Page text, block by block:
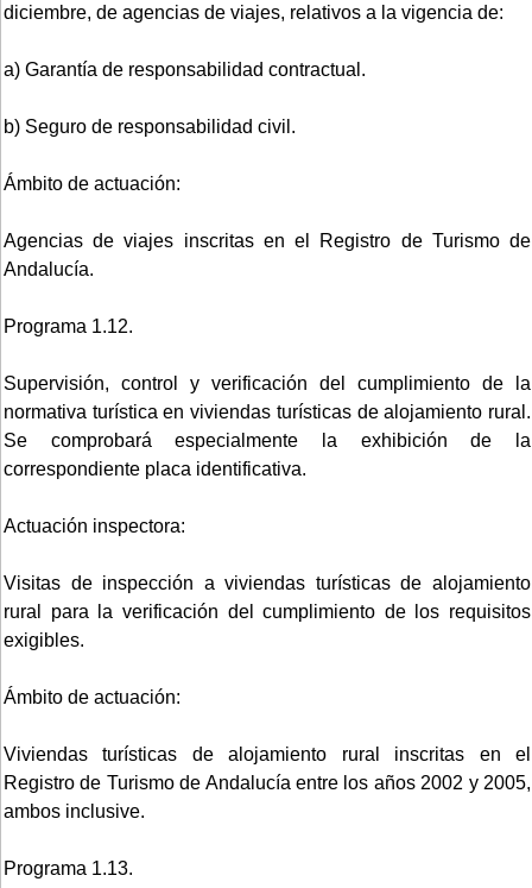
diciembre, de agencias de viajes, relativos a la vigencia de:
a) Garantía de responsabilidad contractual.
b) Seguro de responsabilidad civil.
Ámbito de actuación:
Agencias de viajes inscritas en el Registro de Turismo de
Andalucía.
Programa 1.12.
Supervisión, control y verificación del cumplimiento de la
normativa turística en viviendas turísticas de alojamiento rural.
Se comprobará especialmente la exhibición de la
correspondiente placa identificativa.
Actuación inspectora:
Visitas de inspección a viviendas turísticas de alojamiento
rural para la verificación del cumplimiento de los requisitos
exigibles.
Ámbito de actuación:
Viviendas turísticas de alojamiento rural inscritas en el
Registro de Turismo de Andalucía entre los años 2002 y 2005,
ambos inclusive.
Programa 1.13.